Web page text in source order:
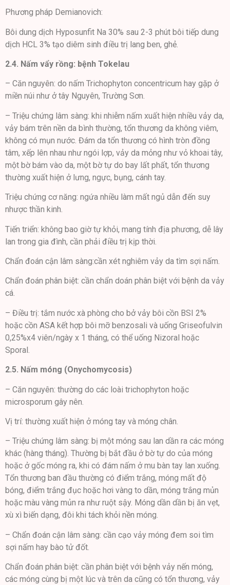
Phương pháp Demianovich:
Bôi dung dịch Hyposunfit Na 30% sau 2-3 phút bôi tiếp dung
dịch HCL 3% tạo diêm sinh điều trị lang ben, ghẻ.
2.4. Nấm vẩy rồng: bệnh Tokelau
– Căn nguyên: do nấm Trichophyton concentricum hay gặp ở
miền núi như ở tây Nguyên, Trường Sơn.
– Triệu chứng lâm sàng: khi nhiễm nấm xuất hiện nhiều vảy da,
vảy bám trên nền da bình thường, tổn thương da không viêm,
không có mụn nước. Đám da tổn thương có hình tròn đồng
tâm, xếp lên nhau như ngói lợp, vảy da mỏng như vỏ khoai tây,
một bờ bám vào da, một bờ tự do bay lất phất, tổn thương
thường xuất hiện ở lưng, ngực, bụng, cánh tay.
Triệu chứng cơ năng: ngứa nhiều làm mất ngủ dẫn đến suy
nhược thần kinh.
Tiến triển: không bao giờ tự khỏi, mang tính địa phương, dễ lây
lan trong gia đình, cần phải điều trị kịp thời.
Chẩn đoán cận lâm sàng:cần xét nghiêm vảy da tìm sợi nấm.
Chẩn đoán phân biệt: cần chẩn doán phân biệt với bệnh da vảy
cá.
– Điều trị: tắm nước xà phòng cho bở vảy bôi cồn BSI 2%
hoặc cồn ASA kết hợp bôi mỡ benzosali và uống Griseofulvin
0,25%x4 viên/ngày x 1 tháng, có thể uống Nizoral hoặc
Sporal.
2.5. Nấm móng (Onychomycosis)
– Căn nguyên: thường do các loài trichophyton hoặc
microsporum gây nên.
Vị trí: thường xuất hiện ở móng tay và móng chân.
– Triệu chứng lâm sàng: bị một móng sau lan dần ra các móng
khác (hàng tháng). Thường bị bắt đầu ở bờ tự do của móng
hoặc ở gốc móng ra, khi có đám nấm ở mu bàn tay lan xuống.
Tổn thương ban đầu thường có điểm trắng, móng mất độ
bóng, điểm trắng đục hoặc hơi vàng to dần, móng trắng mủn
hoặc màu vàng mủn ra như ruột sậy. Móng dần dần bị ăn vẹt,
xù xì biến dạng, đôi khi tách khỏi nền móng.
– Chẩn đoán cận lâm sàng: cần cạo vảy móng đem soi tìm
sợi nấm hay bào tử đốt.
Chẩn đoán phân biệt: cần phân biệt với bệnh vảy nến móng,
các móng cùng bị một lúc và trên da cũng có tổn thương, vảy